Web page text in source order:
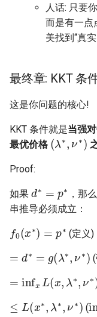
人话: 只要
而是有一点
美找到“真
最终章: KKT 条
这是你问题的核心!
KKT 条件就是当强
最优价格
(λ∗,ν∗)
Proof:
如果
d∗ ∗
，那
串推导必须成立：
f0 ( ∗ ∗
(定义)
∗ ∗ ,ν )
inf xL x λ , ν∗
L (x ∗ ,λ ∗, ∗)
(